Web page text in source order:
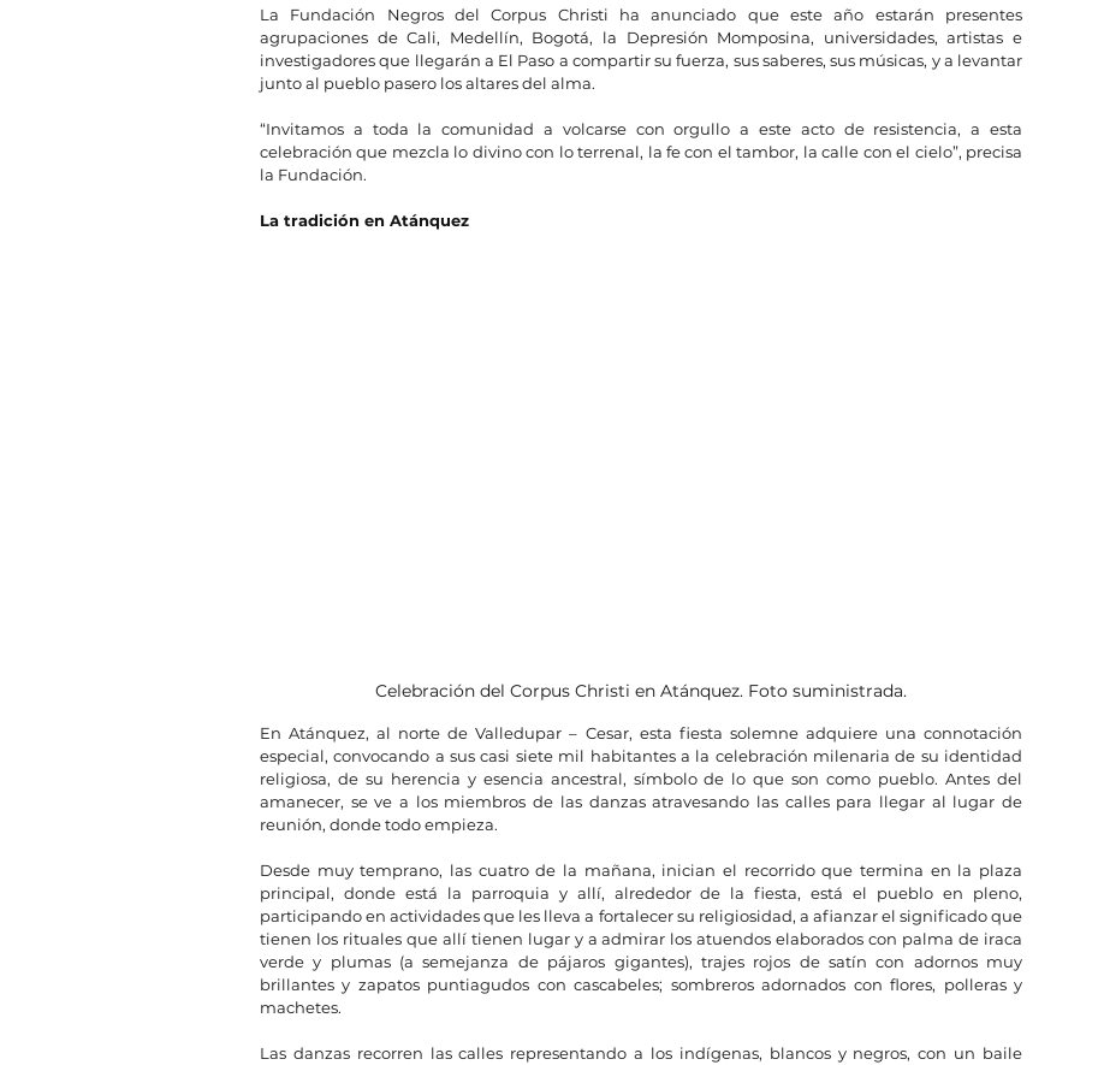
La Fundación Negros del Corpus Christi ha anunciado que este año estarán presentes
agrupaciones de Cali, Medellín, Bogotá, la Depresión Momposina, universidades, artistas e
investigadores que llegarán a El Paso a compartir su fuerza, sus saberes, sus músicas, y a levantar
junto al pueblo pasero los altares del alma.
“Invitamos a toda la comunidad a volcarse con orgullo a este acto de resistencia, a esta
celebración que mezcla lo divino con lo terrenal, la fe con el tambor, la calle con el cielo”, precisa
la Fundación.
La tradición en Atánquez
Celebración del Corpus Christi en Atánquez. Foto suministrada.
En Atánquez, al norte de Valledupar – Cesar, esta fiesta solemne adquiere una connotación
especial, convocando a sus casi siete mil habitantes a la celebración milenaria de su identidad
religiosa, de su herencia y esencia ancestral, símbolo de lo que son como pueblo. Antes del
amanecer, se ve a los miembros de las danzas atravesando las calles para llegar al lugar de
reunión, donde todo empieza.
Desde muy temprano, las cuatro de la mañana, inician el recorrido que termina en la plaza
principal, donde está la parroquia y allí, alrededor de la fiesta, está el pueblo en pleno,
participando en actividades que les lleva a fortalecer su religiosidad, a afianzar el significado que
tienen los rituales que allí tienen lugar y a admirar los atuendos elaborados con palma de iraca
verde y plumas (a semejanza de pájaros gigantes), trajes rojos de satín con adornos muy
brillantes y zapatos puntiagudos con cascabeles; sombreros adornados con flores, polleras y
machetes.
Las danzas recorren las calles representando a los indígenas, blancos y negros, con un baile